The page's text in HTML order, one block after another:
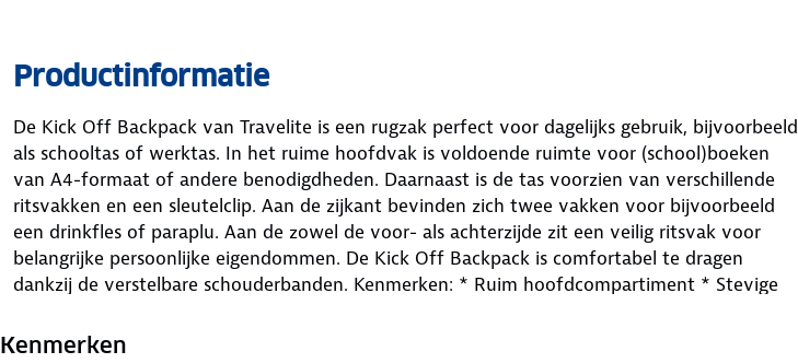
Productinformatie
De Kick Off Backpack van Travelite is een rugzak perfect voor dagelijks gebruik, bijvoorbeeld
als schooltas of werktas. In het ruime hoofdvak is voldoende ruimte voor (school)boeken
van A4-formaat of andere benodigdheden. Daarnaast is de tas voorzien van verschillende
ritsvakken en een sleutelclip. Aan de zijkant bevinden zich twee vakken voor bijvoorbeeld
een drinkfles of paraplu. Aan de zowel de voor- als achterzijde zit een veilig ritsvak voor
belangrijke persoonlijke eigendommen. De Kick Off Backpack is comfortabel te dragen
dankzij de verstelbare schouderbanden. Kenmerken: * Ruim hoofdcompartiment * Stevige
Kenmerken